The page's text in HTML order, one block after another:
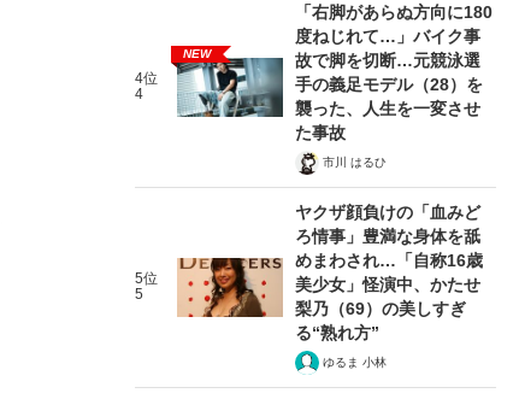
4位
4
NEW
「右脚があらぬ方向に180
度ねじれて…」バイク事
故で脚を切断…元競泳選
手の義足モデル（28）を
襲った、人生を一変させ
た事故
市川 はるひ
5位
5
ヤクザ顔負けの「血みど
ろ情事」豊満な身体を舐
めまわされ…「自称16歳
美少女」怪演中、かたせ
梨乃（69）の美しすぎ
る“熟れ方”
ゆるま 小林